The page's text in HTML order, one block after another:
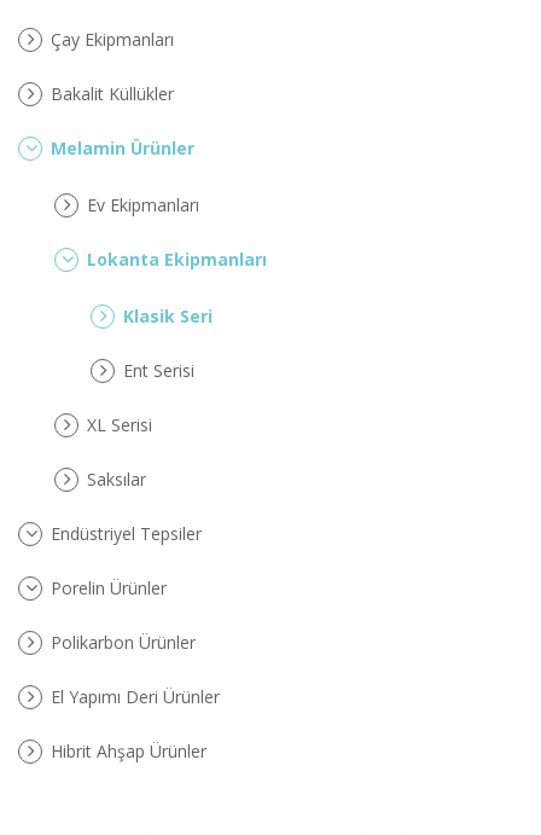
Çay Ekipmanları
Bakalit Küllükler
Melamin Ürünler
Ev Ekipmanları
Lokanta Ekipmanları
Klasik Seri
Ent Serisi
XL Serisi
Saksılar
Endüstriyel Tepsiler
Porelin Ürünler
Polikarbon Ürünler
El Yapımı Deri Ürünler
Hibrit Ahşap Ürünler